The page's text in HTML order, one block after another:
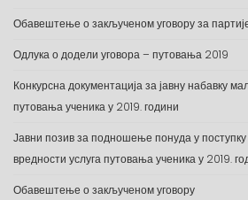
Обавештење о закљученом уговору за
Одлука о додели уговора – путовања 2019
Конкурсна документација за јавну набавку
путовања ученика у 2019. години
Јавни позив за подношење понуда у поступку
вредности услуга путовања ученика у 2019.
Обавештење о закљученом уговору